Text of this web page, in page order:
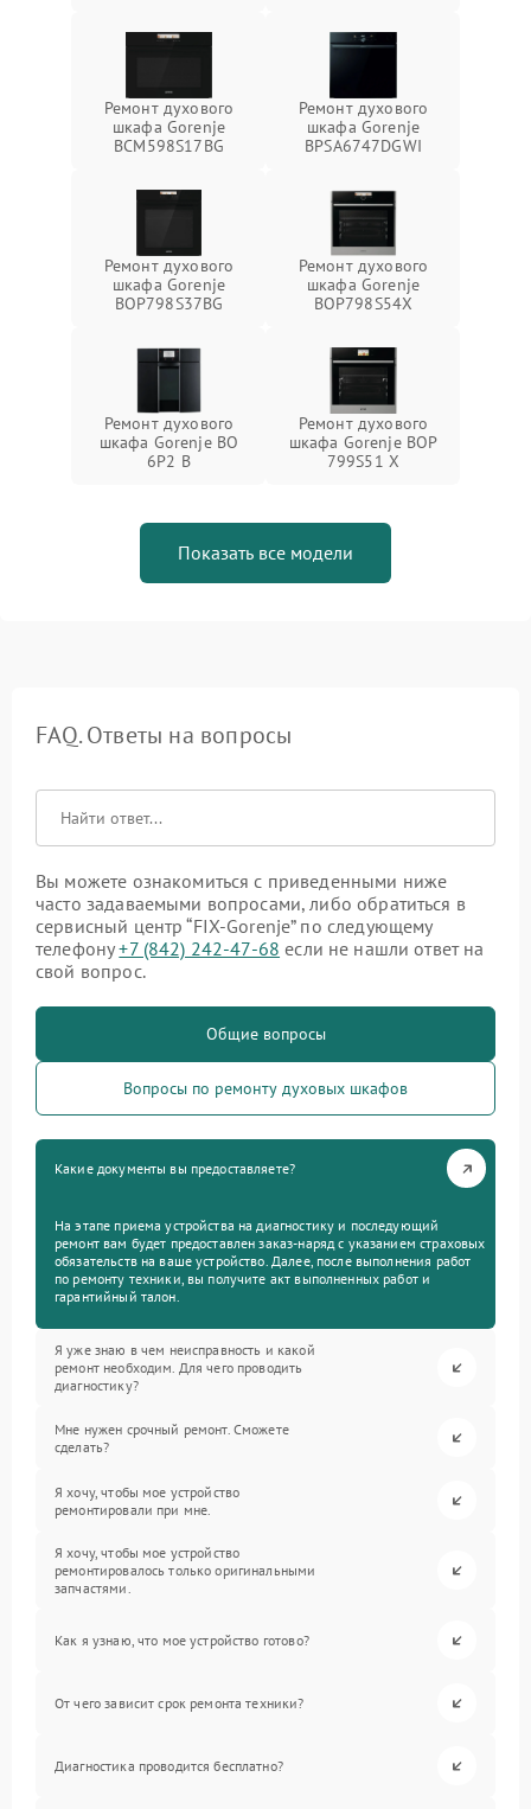
Ремонт духового
шкафа Gorenje
BCM598S17BG
Ремонт духового
шкафа Gorenje
BPSA6747DGWI
Ремонт духового
шкафа Gorenje
BOP798S37BG
Ремонт духового
шкафа Gorenje
BOP798S54X
Ремонт духового
шкафа Gorenje BO
6P2 B
Ремонт духового
шкафа Gorenje BOP
799S51 X
Показать все модели
FAQ. Ответы на вопросы
Вы можете ознакомиться с приведенными ниже
часто задаваемыми вопросами, либо обратиться в
сервисный центр “FIX-Gorenje” по следующему
телефону+7 (842) 242-47-68 если не нашли ответ на
свой вопрос.
Общие вопросы
Вопросы по ремонту духовых шкафов
Какие документы вы предоставляете?
На этапе приема устройства на диагностику и последующий
ремонт вам будет предоставлен заказ-наряд с указанием страховых
обязательств на ваше устройство. Далее, после выполнения работ
по ремонту техники, вы получите акт выполненных работ и
гарантийный талон.
Я уже знаю в чем неисправность и какой
ремонт необходим. Для чего проводить
диагностику?
Мне нужен срочный ремонт. Сможете
сделать?
Я хочу, чтобы мое устройство
ремонтировали при мне.
Я хочу, чтобы мое устройство
ремонтировалось только оригинальными
запчастями.
Как я узнаю, что мое устройство готово?
От чего зависит срок ремонта техники?
Диагностика проводится бесплатно?